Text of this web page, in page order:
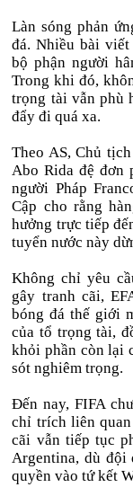
Làn sóng phản
đá. Nhiều bài
bộ phận người
Trong khi đó,
trọng tài vẫn phù
đẩy đi quá xa.
Theo AS, Chủ
Abo Rida đệ đơn
người Pháp
Cập cho rằng
hưởng trực tiếp
tuyển nước này
Không chỉ yêu
gây tranh cãi,
bóng đá thế giới
của tổ trọng tài,
khỏi phần còn lại
sót nghiêm trọng.
Đến nay, FIFA
chỉ trích liên quan
cãi vẫn tiếp tục
Argentina, dù đội
quyền vào tứ kết